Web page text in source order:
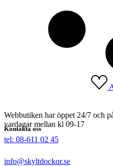
Webbutiken har öppet 24/7 och
vardagar mellan kl 09-17
Kontakta oss
tel: 08-611 02 45
info@skyltdockor.se